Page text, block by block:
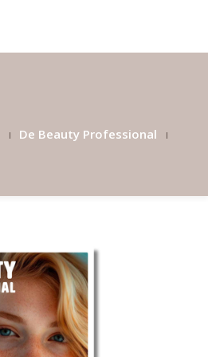
De Beauty Professional